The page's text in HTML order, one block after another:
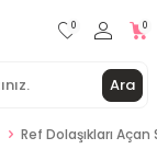
Ara
0 0
Ref Dolaşıkları Açan